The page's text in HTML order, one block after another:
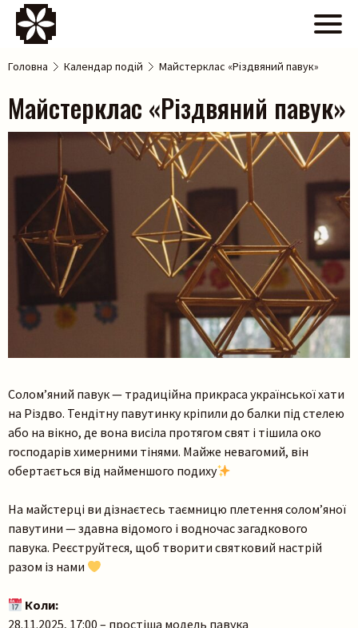
Головна Календар подій Майстерклас «Різдвяний павук»
Майстерклас «Різдвяний павук»
Соломʼяний павук — традиційна прикраса української хати
на Різдво. Тендітну павутинку кріпили до балки під стелею
або на вікно, де вона висіла протягом свят і тішила око
господарів химерними тінями. Майже невагомий, він
обертається від найменшого подиху
На майстерці ви дізнаєтесь таємницю плетення соломʼяної
павутини — здавна відомого і водночас загадкового
павука. Реєструйтеся, щоб творити святковий настрій
разом із нами
Коли:
28.11.2025, 17:00 – простіша модель павука